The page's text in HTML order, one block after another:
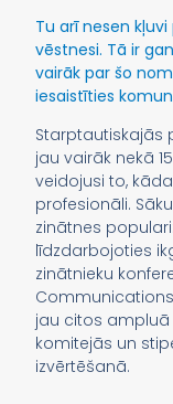
Tu arī nesen kļuvi
vēstnesi. Tā ir
vairāk par šo
iesaistīties
Starptautiskajās
jau vairāk nekā
veidojusi to,
profesionāli.
zinātnes
līdzdarbojoties
zinātnieku
jau citos
komitejās un
izvērtēšanā.